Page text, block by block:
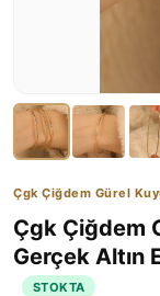
Çgk Çiğdem Gürel
Çgk Çiğdem
Gerçek Altın
STOKTA